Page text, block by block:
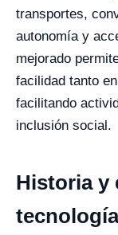
transportes,
autonomía y
mejorado
facilidad tanto
facilitando
inclusión social.
Historia y
tecnología